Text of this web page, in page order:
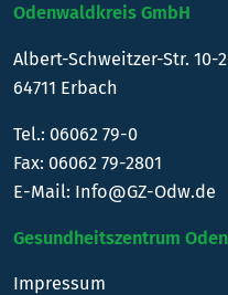
Odenwaldkreis GmbH
Albert-Schweitzer-Str. 10-
64711 Erbach
Tel.: 06062 79-0
Fax: 06062 79-2801
E-Mail: Info@GZ-Odw.de
Gesundheitszentrum
Impressum